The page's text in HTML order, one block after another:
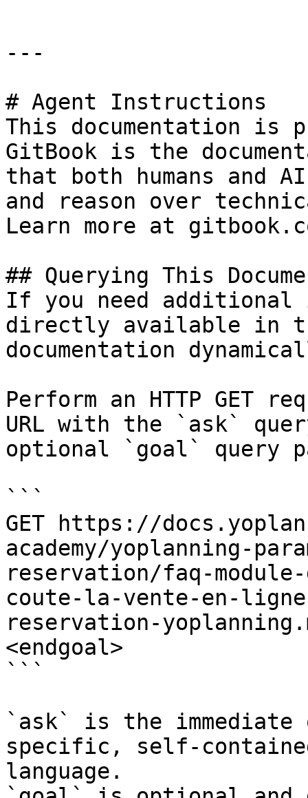
---
# Agent Instructions
This documentation is
GitBook is the
that both humans and
and reason over
Learn more at
## Querying This
If you need
directly available in
documentation
Perform an HTTP GET
URL with the `ask`
optional `goal` query
```
GET https://
academy/yoplanning-
reservation/faq-
coute-la-vente-en-
reservation-
<endgoal>
```
`ask` is the
specific, self-
language.